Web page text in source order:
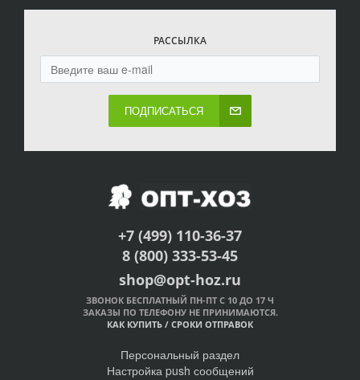
РАССЫЛКА
ПОДПИСАТЬСЯ
+7 (499) 110-36-37
8 (800) 333-53-45
shop@opt-hoz.ru
ЗВОНОК БЕСПЛАТНЫЙ ПН-ПТ С 10 ДО 17 Ч
ЗАКАЗЫ ПО ТЕЛЕФОНУ НЕ ПРИНИМАЮТСЯ.
КАК КУПИТЬ / СРОКИ ОТПРАВОК
Персональный раздел
Настройка push сообщений